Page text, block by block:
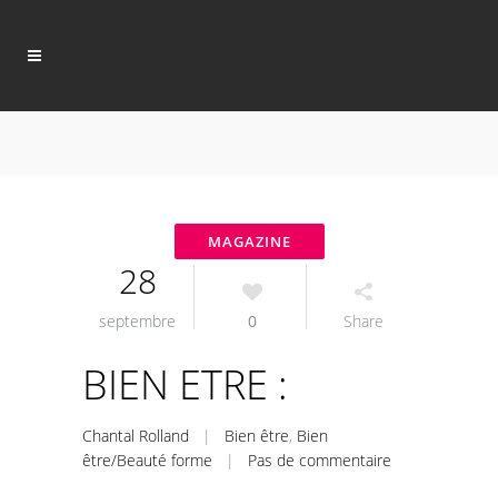
28
septembre 0 Share
BIEN ETRE :
Chantal Rolland | Bien être, Bien
être/Beauté forme | Pas de commentaire